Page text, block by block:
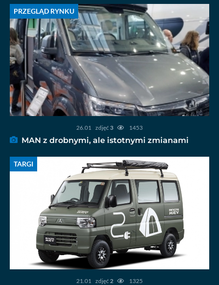
PRZEGLĄD RYNKU
26.01 zdjęć 3 1453
MAN z drobnymi, ale istotnymi zmianami
TARGI
21.01 zdjęć 2 1325